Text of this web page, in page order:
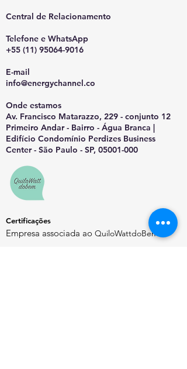
Central de Relacionamento
Telefone e WhatsApp
+55 (11) 95064-9016
E-mail
info@energychannel.co
Onde estamos
Av. Francisco Matarazzo, 229 - conjunto 12
Primeiro Andar - Bairro - Água Branca |
Edifício Condomínio Perdizes Business
Center - São Paulo - SP, 05001-000
Certificações
Empresa associada ao QuiloWattdoBem